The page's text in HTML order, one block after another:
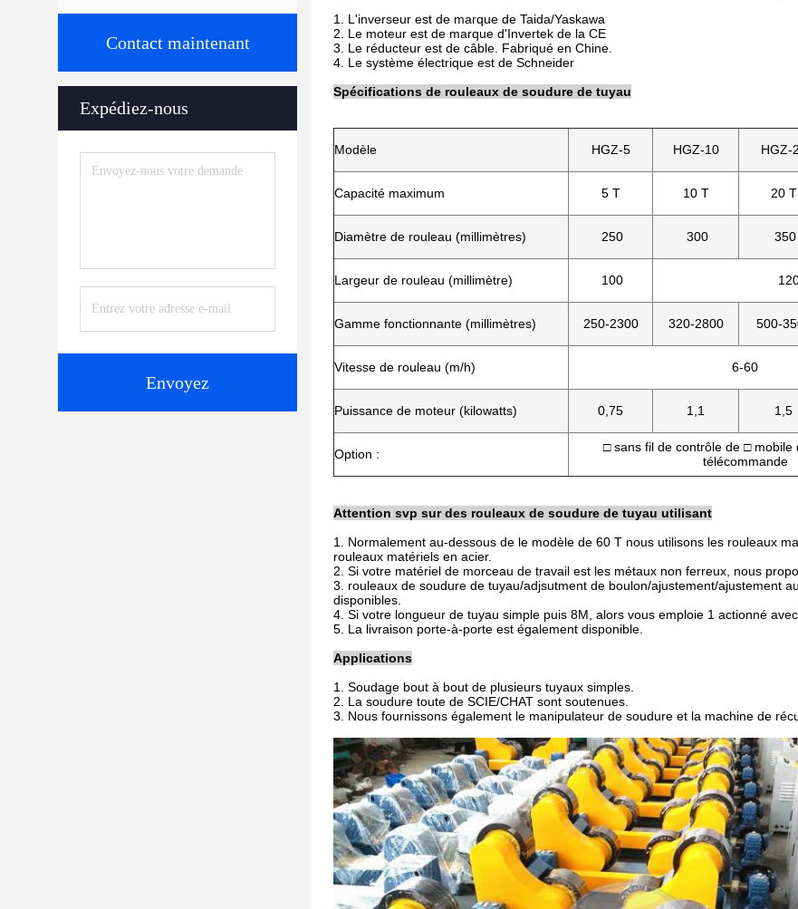
Contact maintenant
Expédiez-nous
Envoyez
1. L'inverseur est de marque de Taida/Yaskawa
2. Le moteur est de marque d'Invertek de la CE
3. Le réducteur est de câble. Fabriqué en Chine.
4. Le système électrique est de Schneider
Spécifications de rouleaux de soudure de tuyau
Modèle HGZ-5 HGZ-10 HGZ-
Capacité maximum 5 T 10 T 20 T
Diamètre de rouleau (millimètres) 250 300 350
Largeur de rouleau (millimètre) 100
Gamme fonctionnante (millimètres) 250-2300 320-2800 500-
Vitesse de rouleau (m/h) 6-60
Puissance de moteur (kilowatts) 0,75 1,1 1,5
Option :
□ sans fil de contrôle de □ mobile
télécommande
Attention svp sur des rouleaux de soudure de tuyau utilisant
1. Normalement au-dessous de le modèle de 60 T nous utilisons les rouleaux
rouleaux matériels en acier.
2. Si votre matériel de morceau de travail est les métaux non ferreux, nous
3. rouleaux de soudure de tuyau/adjsutment de boulon/ajustement/ajustement
disponibles.
4. Si votre longueur de tuyau simple puis 8M, alors vous emploie 1 actionné
5. La livraison porte-à-porte est également disponible.
Applications
1. Soudage bout à bout de plusieurs tuyaux simples.
2. La soudure toute de SCIE/CHAT sont soutenues.
3. Nous fournissons également le manipulateur de soudure et la machine de